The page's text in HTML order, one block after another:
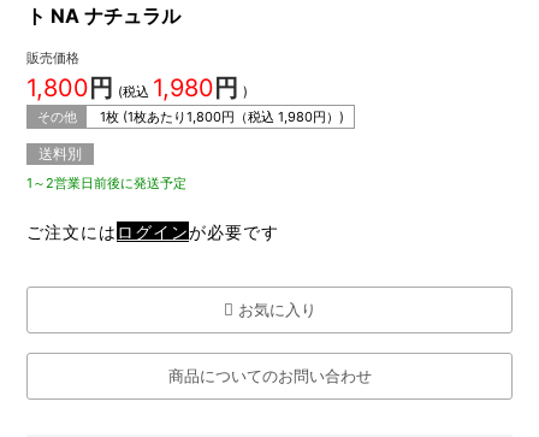
ト NA ナチュラル
販売価格
1,800 円 (税込 1,980 円 )
その他
1枚 (1枚あたり1,800円（税込1,980円）)
送料別
1～2営業日前後に発送予定
ご注文には ログインが必要です
お気に入り
商品についてのお問い合わせ